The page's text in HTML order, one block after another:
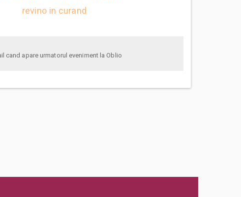
revino in curand
anunta-ma pe email cand apare urmatorul eveniment la Oblio